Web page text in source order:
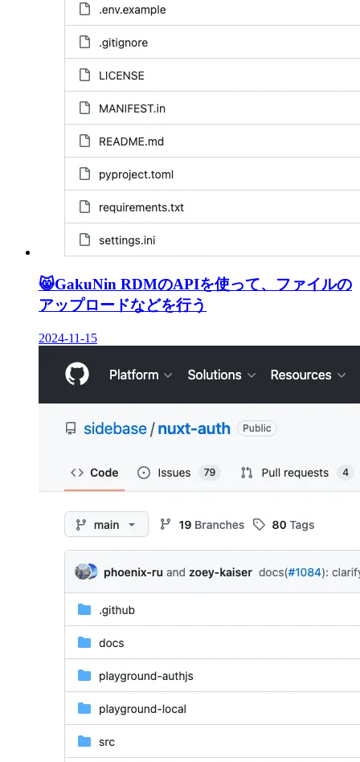
😸GakuNin RDMのAPIを使って、ファイルの
アップロードなどを行う
2024-11-15